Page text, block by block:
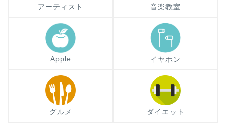
アーティスト 音楽教室
Apple イヤホン
グルメ ダイエット